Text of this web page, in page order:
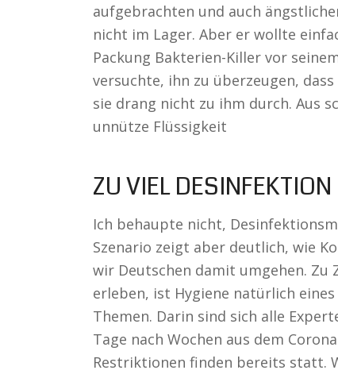
aufgebrachten und auch
nicht im Lager. Aber er wollte
Packung Bakterien-Killer vor
versuchte, ihn zu überzeugen,
sie drang nicht zu ihm durch. Aus
unnütze Flüssigkeit
ZU VIEL DESINFEKTION
Ich behaupte nicht,
Szenario zeigt aber deutlich, wie
wir Deutschen damit umgehen. Zu
erleben, ist Hygiene natürlich
Themen. Darin sind sich alle
Tage nach Wochen aus dem
Restriktionen finden bereits statt.